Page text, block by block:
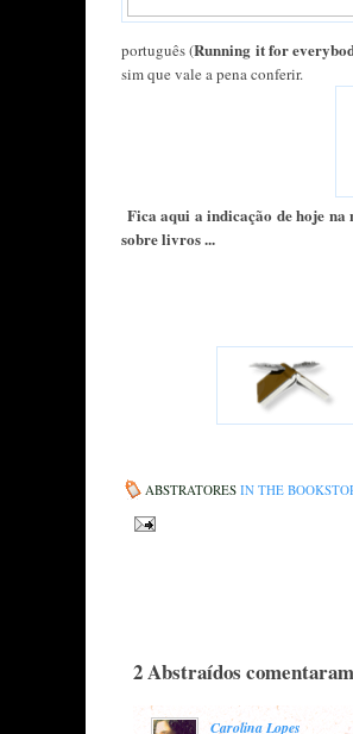
português (Running it for
sim que vale a pena conferir.
Fica aqui a indicação de hoje na
sobre livros ...
ABSTRATORES IN THE
2 Abstraídos
Carolina Lopes